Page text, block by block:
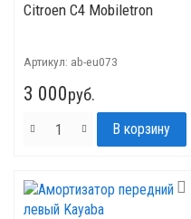
Citroen C4 Mobiletron
Артикул: ab-eu073
3 000руб.